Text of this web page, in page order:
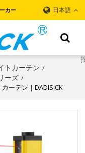
カー 日本語
トカーテン /
ーズ /
ーテン｜DADISICK